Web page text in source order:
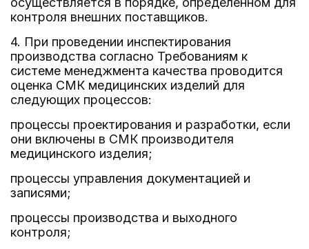
контроля внешних поставщиков.
4. При проведении инспектирования
производства согласно Требованиям к
системе менеджмента качества проводится
оценка СМК медицинских изделий для
следующих процессов:
процессы проектирования и разработки, если
они включены в СМК производителя
медицинского изделия;
процессы управления документацией и
записями;
процессы производства и выходного
контроля;